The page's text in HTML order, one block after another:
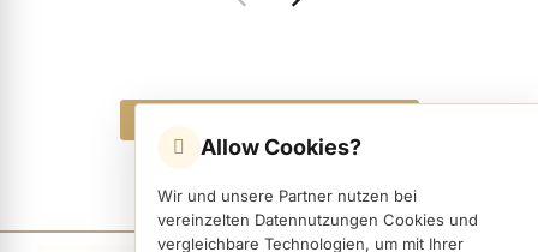
Allow Cookies?
Wir und unsere Partner nutzen bei
vereinzelten Datennutzungen Cookies und
vergleichbare Technologien, um mit Ihrer
Nail Polish and Liquids anzeigen
Nail Art anzeigen